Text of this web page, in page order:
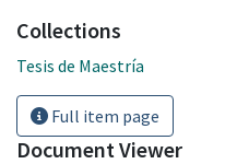
Collections
Tesis de Maestría
Full item page
Document Viewer